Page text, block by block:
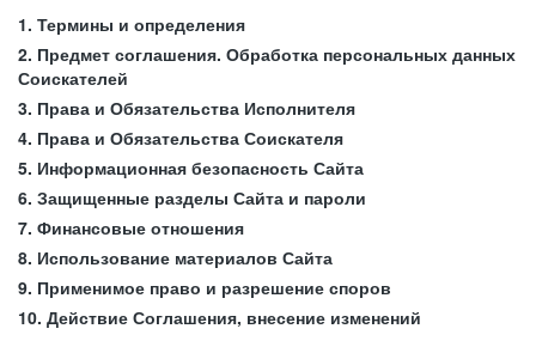
1. Термины и определения
2. Предмет соглашения. Обработка персональных данных
Соискателей
3. Права и Обязательства Исполнителя
4. Права и Обязательства Соискателя
5. Информационная безопасность Сайта
6. Защищенные разделы Сайта и пароли
7. Финансовые отношения
8. Использование материалов Сайта
9. Применимое право и разрешение споров
10. Действие Соглашения, внесение изменений